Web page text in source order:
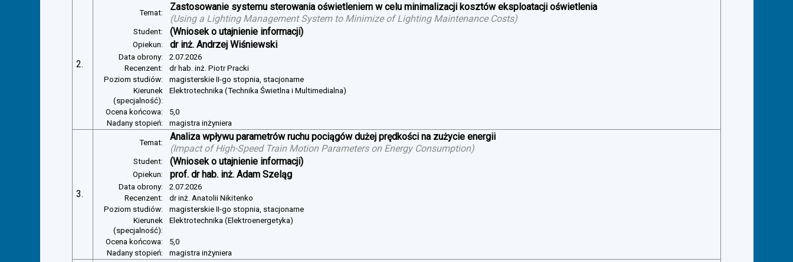
2.
Temat:
Zastosowanie systemu sterowania oświetleniem w celu minimalizacji kosztów eksploatacji oświetlenia
(Using a Lighting Management System to Minimize of Lighting Maintenance Costs)
Student: (Wniosek o utajnienie informacji)
Opiekun: dr inż. Andrzej Wiśniewski
Data obrony:
2.07.2026
Recenzent:
dr hab. inż. Piotr Pracki
Poziom studiów:
magisterskie II-go stopnia, stacjonarne
Kierunek
(specjalność):
Elektrotechnika (Technika Świetlna i Multimedialna)
Ocena końcowa:
5,0
Nadany stopień:
magistra inżyniera
3.
Temat:
Analiza wpływu parametrów ruchu pociągów dużej prędkości na zużycie energii
(Impact of High-Speed Train Motion Parameters on Energy Consumption)
Student: (Wniosek o utajnienie informacji)
Opiekun: prof. dr hab. inż. Adam Szeląg
Data obrony:
2.07.2026
Recenzent:
dr inż. Anatolii Nikitenko
Poziom studiów:
magisterskie II-go stopnia, stacjonarne
Kierunek
(specjalność):
Elektrotechnika (Elektroenergetyka)
Ocena końcowa:
5,0
Nadany stopień:
magistra inżyniera